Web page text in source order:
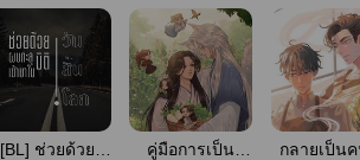
[BL] ช่วยด้วย!
คู่มือการเป็น
กลายเป็น